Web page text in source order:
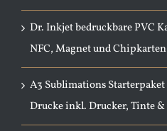
Dr. Inkjet bedruckbare PVC
NFC, Magnet und Chipkarten
A3 Sublimations
Drucke inkl. Drucker, Tinte &